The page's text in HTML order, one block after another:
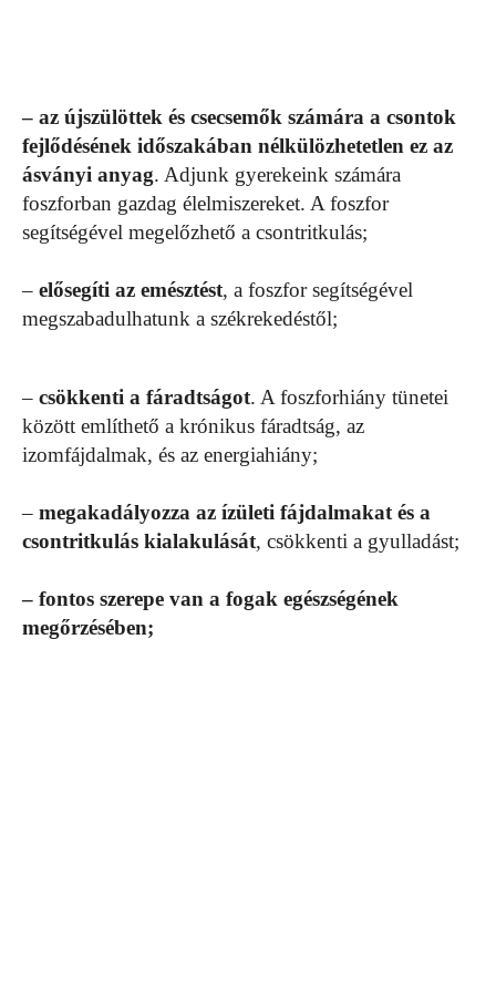
– az újszülöttek és csecsemők számára a csontok
fejlődésének időszakában nélkülözhetetlen ez az
ásványi anyag. Adjunk gyerekeink számára
foszforban gazdag élelmiszereket. A foszfor
segítségével megelőzhető a csontritkulás;
– elősegíti az emésztést, a foszfor segítségével
megszabadulhatunk a székrekedéstől;
– csökkenti a fáradtságot. A foszforhiány tünetei
között említhető a krónikus fáradtság, az
izomfájdalmak, és az energiahiány;
– megakadályozza az ízületi fájdalmakat és a
csontritkulás kialakulását, csökkenti a gyulladást;
– fontos szerepe van a fogak egészségének
megőrzésében;